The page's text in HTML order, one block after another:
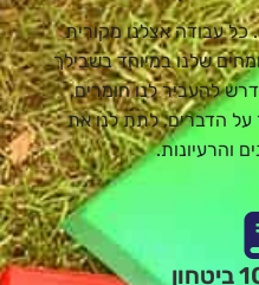
כל עבודה אצלנו מקורית
שלנו במיוחד בשבילך
להעביר לנו חומרים,
על הדברים, לתת לנו את
והרעיונות.